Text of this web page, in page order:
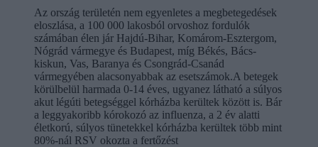
Az ország területén nem egyenletes a megbetegedések
eloszlása, a 100 000 lakosból orvoshoz fordulók
számában élen jár Hajdú-Bihar, Komárom-Esztergom,
Nógrád vármegye és Budapest, míg Békés, Bács-
kiskun, Vas, Baranya és Csongrád-Csanád
vármegyében alacsonyabbak az esetszámok.A betegek
körülbelül harmada 0-14 éves, ugyanez látható a súlyos
akut légúti betegséggel kórházba kerültek között is. Bár
a leggyakoribb kórokozó az influenza, a 2 év alatti
életkorú, súlyos tünetekkel kórházba kerültek több mint
80%-nál RSV okozta a fertőzést